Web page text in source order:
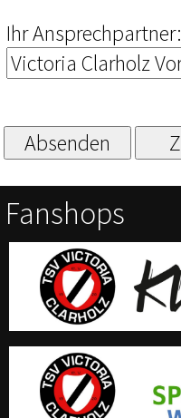
Ihr Ansprechpartner:
Fanshops